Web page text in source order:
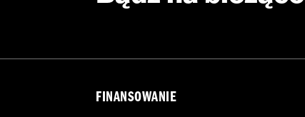
FINANSOWANIE